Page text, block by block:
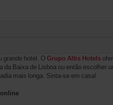
grande hotel. O Grupo Altis Hotels
da Baixa de Lisboa ou então
mais longa. Sinta-se em casa!